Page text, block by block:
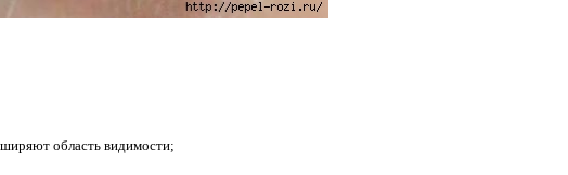
область видимости;